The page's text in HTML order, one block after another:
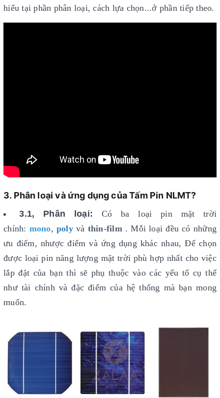
hiểu tại phần phân loại, cách lựa chọn...ở phần tiếp theo.
3. Phân loại và ứng dụng của Tấm Pin NLMT?
3.1, Phân loại:
Có ba loại pin mặt trời
chính: mono, polyvà thin-film. Mỗi loại đều có những
ưu điểm, nhược điểm và ứng dụng khác nhau, Để chọn
được loại pin năng lượng mặt trời phù hợp nhất cho việc
lắp đặt của bạn thì sẽ phụ thuộc vào các yếu tố cụ thể
như tài chính và đặc điểm của hệ thống mà bạn mong
muốn.